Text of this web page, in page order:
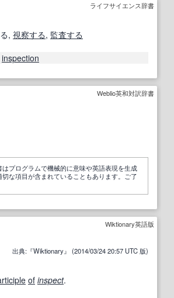
ライフサイエンス辞書
, 視察する, 監査する
inspection
Weblio英和対訳辞書
プログラムで機械的に意味や英語表現を生成
切な項目が含まれていることもあります。ご了
Wiktionary英語版
出典:『Wiktionary』 (2014/03/24 20:57 UTC 版)
of inspect.